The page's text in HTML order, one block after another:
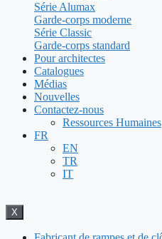
Série Alumax
Garde-corps moderne
Série Classic
Garde-corps standard
Pour architectes
Catalogues
Médias
Nouvelles
Contactez-nous
Ressources Humaines
FR
EN
TR
IT
X